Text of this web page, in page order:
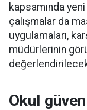
kapsamında
çalışmalar da
uygulamaları,
müdürlerinin
Okul